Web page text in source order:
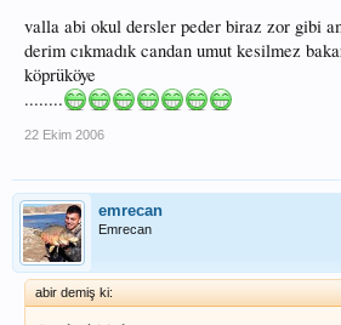
valla abi okul dersler peder biraz zor gibi
derim cıkmadık candan umut kesilmez
köprüköye
........
22 Ekim 2006
emrecan
Emrecan
abir demiş ki: